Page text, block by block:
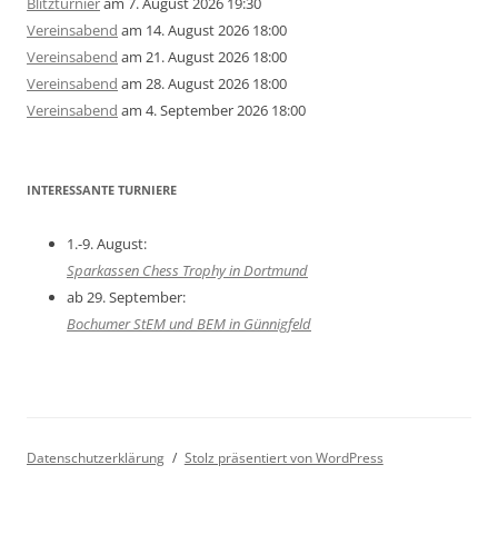
Vereinsabend am 14. August 2026 18:00
Vereinsabend am 21. August 2026 18:00
Vereinsabend am 28. August 2026 18:00
Vereinsabend am 4. September 2026 18:00
INTERESSANTE TURNIERE
1.-9. August:
Sparkassen Chess Trophy in Dortmund
ab 29. September:
Bochumer StEM und BEM in Günnigfeld
Datenschutzerklärung Stolz präsentiert von WordPress